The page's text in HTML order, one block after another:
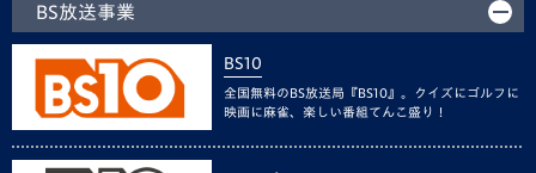
BS放送事業
BS10
全国無料のBS放送局『BS10』。クイズにゴルフに
映画に麻雀、楽しい番組てんこ盛り！